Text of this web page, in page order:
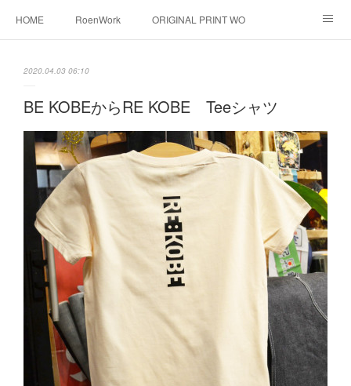
HOME RoenWork ORIGINAL PRINT WORK SHOP
転写（カッティングシート）昇華転写プリント
シルクスクリーン その他 お問い合わせ
そっくりさんマスク 画像提供方法
2020.04.03 06:10
BE KOBEからRE KOBE Teeシャツ